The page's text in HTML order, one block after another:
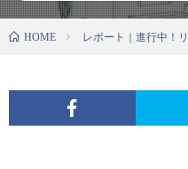
HOME レポート｜進行中！